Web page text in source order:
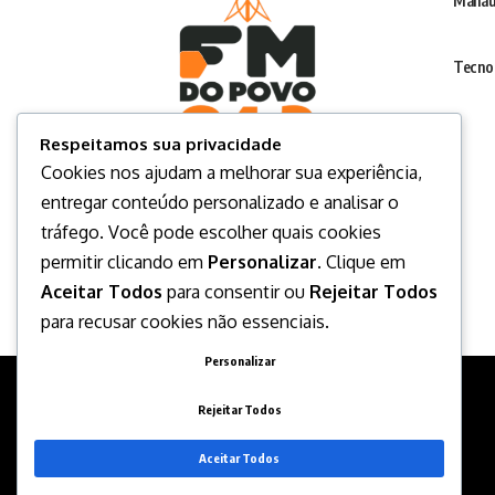
Desenvolvido por
Respeitamos sua privacidade
Cookies nos ajudam a melhorar sua experiência,
entregar conteúdo personalizado e analisar o
tráfego. Você pode escolher quais cookies
permitir clicando em Personalizar. Clique em
Aceitar Todos para consentir ou Rejeitar Todos
para recusar cookies não essenciais.
Personalizar
Rejeitar Todos
Aceitar Todos